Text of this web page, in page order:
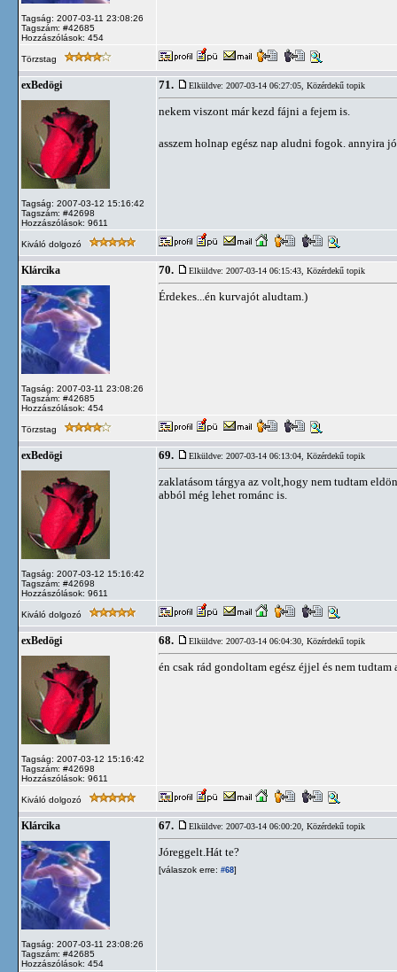
Tagság: 2007-03-11 23:08:26
Tagszám: #42685
Hozzászólások: 454
Törzstag
exBedögi
Tagság: 2007-03-12 15:16:42
Tagszám: #42698
Hozzászólások: 9611
71. Elküldve: 2007-03-14 06:27:05, Közérdekű topik
nekem viszont már kezd fájni a fejem is.
asszem holnap egész nap aludni fogok. annyira
Kiváló dolgozó
Klárcika
Tagság: 2007-03-11 23:08:26
Tagszám: #42685
Hozzászólások: 454
70. Elküldve: 2007-03-14 06:15:43, Közérdekű topik
Érdekes...én kurvajót aludtam.)
Törzstag
exBedögi
Tagság: 2007-03-12 15:16:42
Tagszám: #42698
Hozzászólások: 9611
69. Elküldve: 2007-03-14 06:13:04, Közérdekű topik
zaklatásom tárgya az volt,hogy nem tudtam
abból még lehet románc is.
Kiváló dolgozó
exBedögi
Tagság: 2007-03-12 15:16:42
Tagszám: #42698
Hozzászólások: 9611
68. Elküldve: 2007-03-14 06:04:30, Közérdekű topik
én csak rád gondoltam egész éjjel és nem
Kiváló dolgozó
Klárcika
Tagság: 2007-03-11 23:08:26
Tagszám: #42685
Hozzászólások: 454
67. Elküldve: 2007-03-14 06:00:20, Közérdekű topik
Jóreggelt.Hát te?
[válaszok erre: #68]